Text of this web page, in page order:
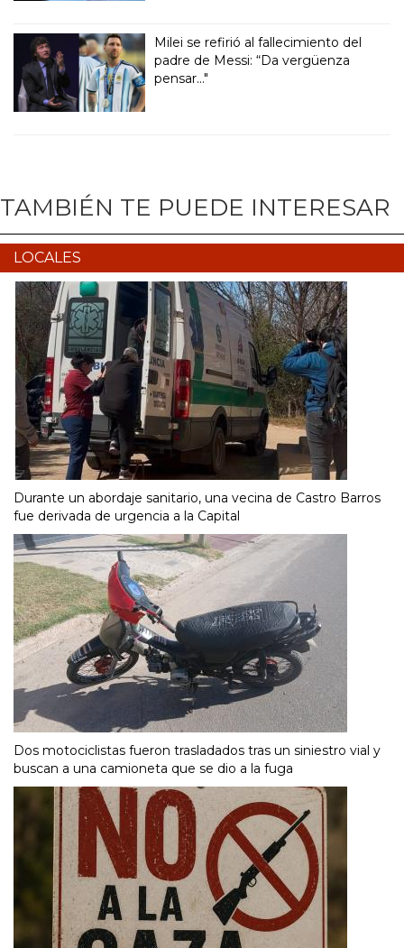
Milei se refirió al fallecimiento del
padre de Messi: “Da vergüenza
pensar..."
TAMBIÉN TE PUEDE INTERESAR
LOCALES
Durante un abordaje sanitario, una vecina de Castro Barros
fue derivada de urgencia a la Capital
Dos motociclistas fueron trasladados tras un siniestro vial y
buscan a una camioneta que se dio a la fuga